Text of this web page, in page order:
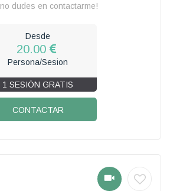
dudes en contactarme!
Desde
20.00
Persona/Sesion
1 SESIÓN GRATIS
CONTACTAR